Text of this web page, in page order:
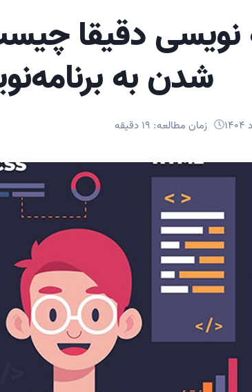
نویسی دقیقا
شدن به
زمان مطالعه: 19 دقیقه